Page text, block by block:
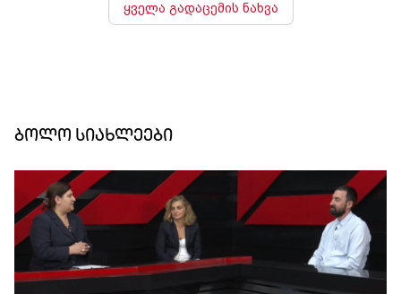
ყველა გადაცემის ნახვა
ბოლო სიახლეები